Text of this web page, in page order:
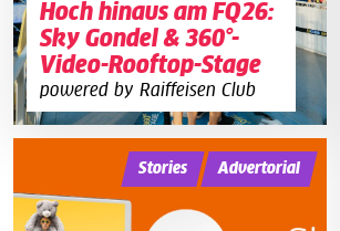
Hoch hinaus am FQ26:
Sky Gondel & 360°-
Video-Rooftop-Stage
powered by Raiffeisen Club
Stories Advertorial